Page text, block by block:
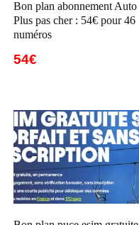
Bon plan abonnement Auto
Plus pas cher : 54€ pour 46
numéros
54€